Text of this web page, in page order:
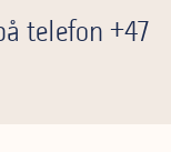
telefon +47